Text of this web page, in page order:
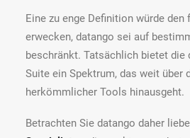
Eine zu enge Definition würde den
erwecken, datango sei auf
beschränkt. Tatsächlich bietet die
Suite ein Spektrum, das weit über
herkömmlicher Tools hinausgeht.
Betrachten Sie datango daher